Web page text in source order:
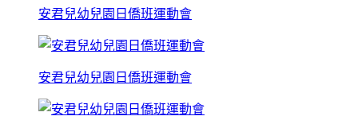
安君兒幼兒園日僑班運動會
安君兒幼兒園日僑班運動會